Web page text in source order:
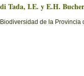
di Tada, I.E. y E.H.
Biodiversidad de la Provincia